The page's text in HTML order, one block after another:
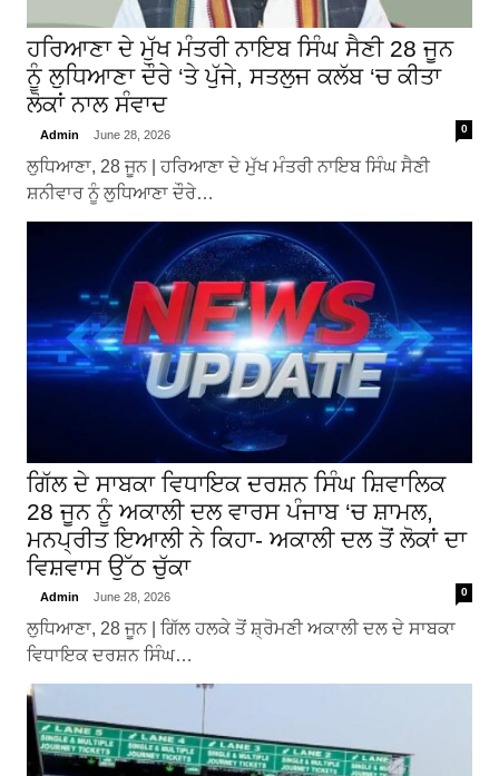
ਹਰਿਆਣਾ ਦੇ ਮੁੱਖ ਮੰਤਰੀ ਨਾਇਬ ਸਿੰਘ ਸੈਣੀ 28 ਜੂਨ
ਨੂੰ ਲੁਧਿਆਣਾ ਦੌਰੇ ‘ਤੇ ਪੁੱਜੇ, ਸਤਲੁਜ ਕਲੱਬ ‘ਚ ਕੀਤਾ
ਲੋਕਾਂ ਨਾਲ ਸੰਵਾਦ
Admin June 28, 2026 0
ਲੁਧਿਆਣਾ, 28 ਜੂਨ | ਹਰਿਆਣਾ ਦੇ ਮੁੱਖ ਮੰਤਰੀ ਨਾਇਬ ਸਿੰਘ ਸੈਣੀ
ਸ਼ਨੀਵਾਰ ਨੂੰ ਲੁਧਿਆਣਾ ਦੌਰੇ…
ਗਿੱਲ ਦੇ ਸਾਬਕਾ ਵਿਧਾਇਕ ਦਰਸ਼ਨ ਸਿੰਘ ਸ਼ਿਵਾਲਿਕ
28 ਜੂਨ ਨੂੰ ਅਕਾਲੀ ਦਲ ਵਾਰਸ ਪੰਜਾਬ ‘ਚ ਸ਼ਾਮਲ,
ਮਨਪ੍ਰੀਤ ਇਆਲੀ ਨੇ ਕਿਹਾ- ਅਕਾਲੀ ਦਲ ਤੋਂ ਲੋਕਾਂ ਦਾ
ਵਿਸ਼ਵਾਸ ਉੱਠ ਚੁੱਕਾ
Admin June 28, 2026 0
ਲੁਧਿਆਣਾ, 28 ਜੂਨ | ਗਿੱਲ ਹਲਕੇ ਤੋਂ ਸ਼੍ਰੋਮਣੀ ਅਕਾਲੀ ਦਲ ਦੇ ਸਾਬਕਾ
ਵਿਧਾਇਕ ਦਰਸ਼ਨ ਸਿੰਘ…